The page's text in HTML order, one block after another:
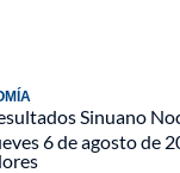
Sinuano
6 de agosto de